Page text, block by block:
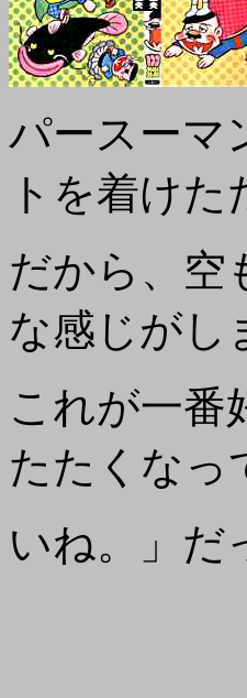
パースーマ
トを着け
だから、空
な感じがし
これが一番
たたくなっ
いね。」だ